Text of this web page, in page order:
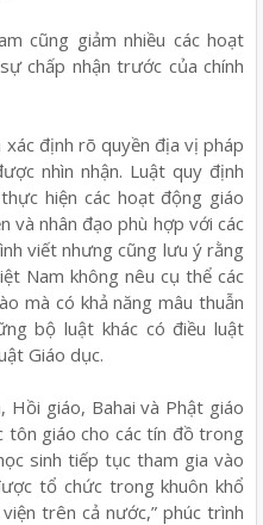
cũng giảm nhiều các hoạt
chấp nhận trước của chính
xác định rõ quyền địa vị pháp
nhìn nhận. Luật quy định
hiện các hoạt động giáo
và nhân đạo phù hợp với các
viết nhưng cũng lưu ý rằng
Nam không nêu cụ thể các
mà có khả năng mâu thuẫn
bộ luật khác có điều luật
Giáo dục.
Hồi giáo, Bahai và Phật giáo
giáo cho các tín đồ trong
sinh tiếp tục tham gia vào
tổ chức trong khuôn khổ
trên cả nước,” phúc trình